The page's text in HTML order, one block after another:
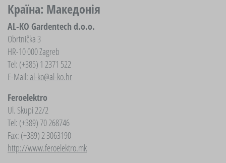
Країна: Македонія
AL-KO Gardentech d.o.o.
Obrtnička 3
HR-10 000 Zagreb
Tel: (+385) 1 2371 522
E-Mail:al-ko@al-ko.hr
Feroelektro
Ul. Skupi 22/2
Tel: (+389) 70 268746
Fax: (+389) 2 3063190
http://www.feroelektro.mk